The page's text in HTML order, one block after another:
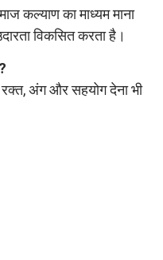
कल्याण का माध्यम माना
विकसित करता है।
रक्त, अंग और सहयोग देना भी